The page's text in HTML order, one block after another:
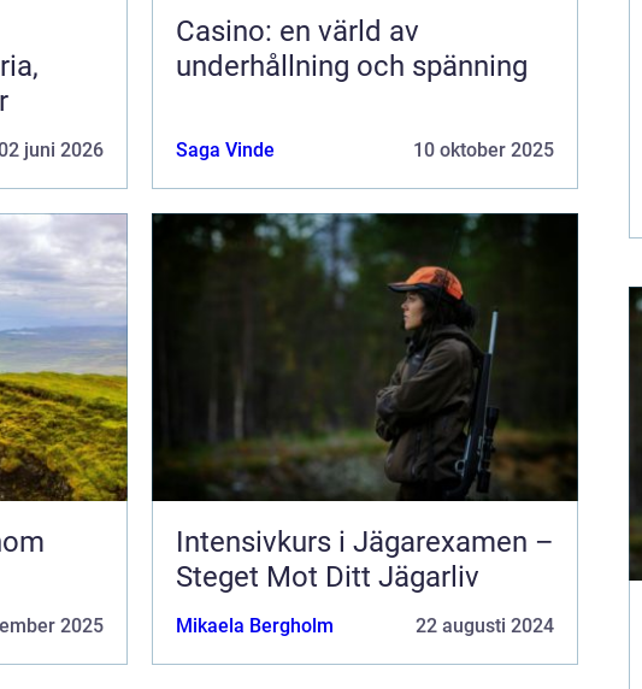
juni 2026
Casino: en värld av
underhållning och spänning
Saga Vinde 10 oktober 2025
2025
Intensivkurs i Jägarexamen –
Steget Mot Ditt Jägarliv
Mikaela Bergholm 22 augusti 2024